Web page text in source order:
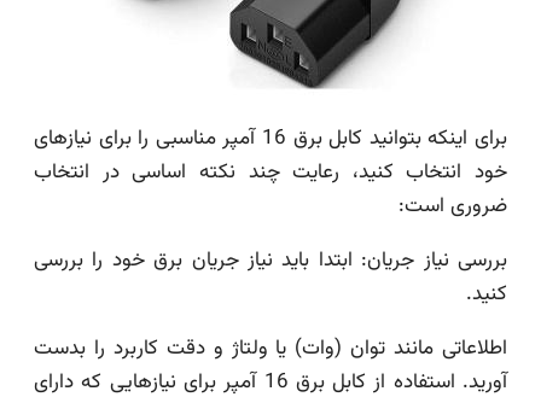
برای اینکه بتوانید کابل برق 16 آمپر مناسبی را برای نیازهای
خود انتخاب کنید، رعایت چند نکته اساسی در انتخاب
ضروری است:
بررسی نیاز جریان: ابتدا باید نیاز جریان برق خود را بررسی
کنید.
اطلاعاتی مانند توان (وات) یا ولتاژ و دقت کاربرد را بدست
آورید. استفاده از کابل برق 16 آمپر برای نیازهایی که دارای